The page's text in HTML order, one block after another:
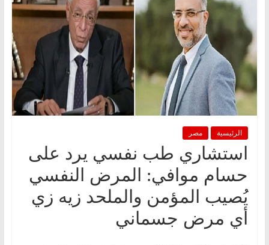
الرئيسية مصر
استشاري طب نفسي يرد على
حسام موافي: المرض النفسي
يُصيب المؤمن والملحد زيه زي
أي مرض جسماني